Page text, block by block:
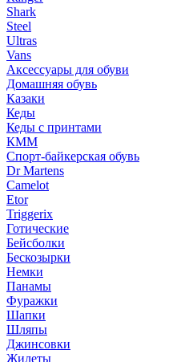
Shark
Steel
Ultras
Vans
Аксессуары для обуви
Домашняя обувь
Казаки
Кеды
Кеды с принтами
КММ
Спорт-байкерская обувь
Dr Martens
Camelot
Etor
Triggerix
Готические
Бейсболки
Бескозырки
Немки
Панамы
Фуражки
Шапки
Шляпы
Джинсовки
Жилеты